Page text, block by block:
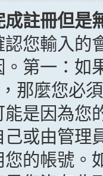
註冊但是
認您輸入的
。第一：如
那麼您必
能是因為您
己或由管理
您的帳號。